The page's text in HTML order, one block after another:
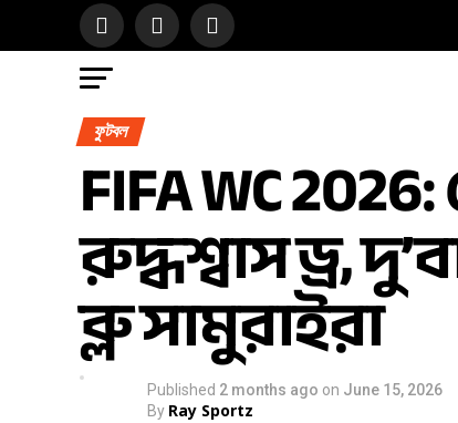
ফুটবল
FIFA WC
রুদ্ধশ্বাস ড্র,
ব্লু সামুরাইরা
Published 2 months ago on June 15, 2026
By Ray Sportz